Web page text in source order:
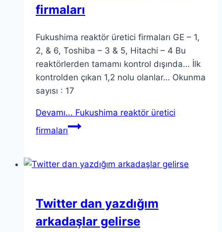
firmaları
Fukushima reaktör üretici firmaları GE – 1,
2, & 6, Toshiba – 3 & 5, Hitachi – 4 Bu
reaktörlerden tamamı kontrol dışında… İlk
kontrolden çıkan 1,2 nolu olanlar… Okunma
sayısı : 17
Devamı... Fukushima reaktör üretici
firmaları
Twitter dan yazdığım
arkadaşlar gelirse